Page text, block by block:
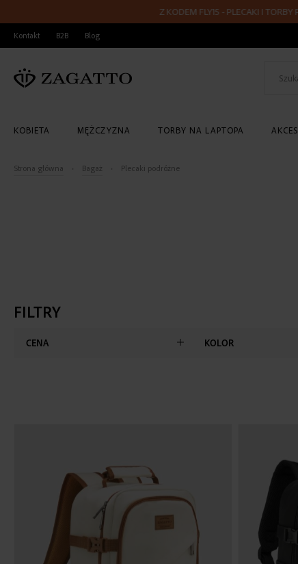
Z KODEM FLY15 - PLECAKI I TORBY PODRÓŻNE
PRZEJDŹ
DO
Kontakt B2B Blog
KOBIETA MĘŻCZYZNA TORBY NA LAPTOPA
Strona główna Bagaż Plecaki podróżne
FILTRY
CENA KOLOR